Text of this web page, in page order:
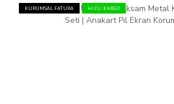
KURUMSAL FATURA HIZLI KARGO